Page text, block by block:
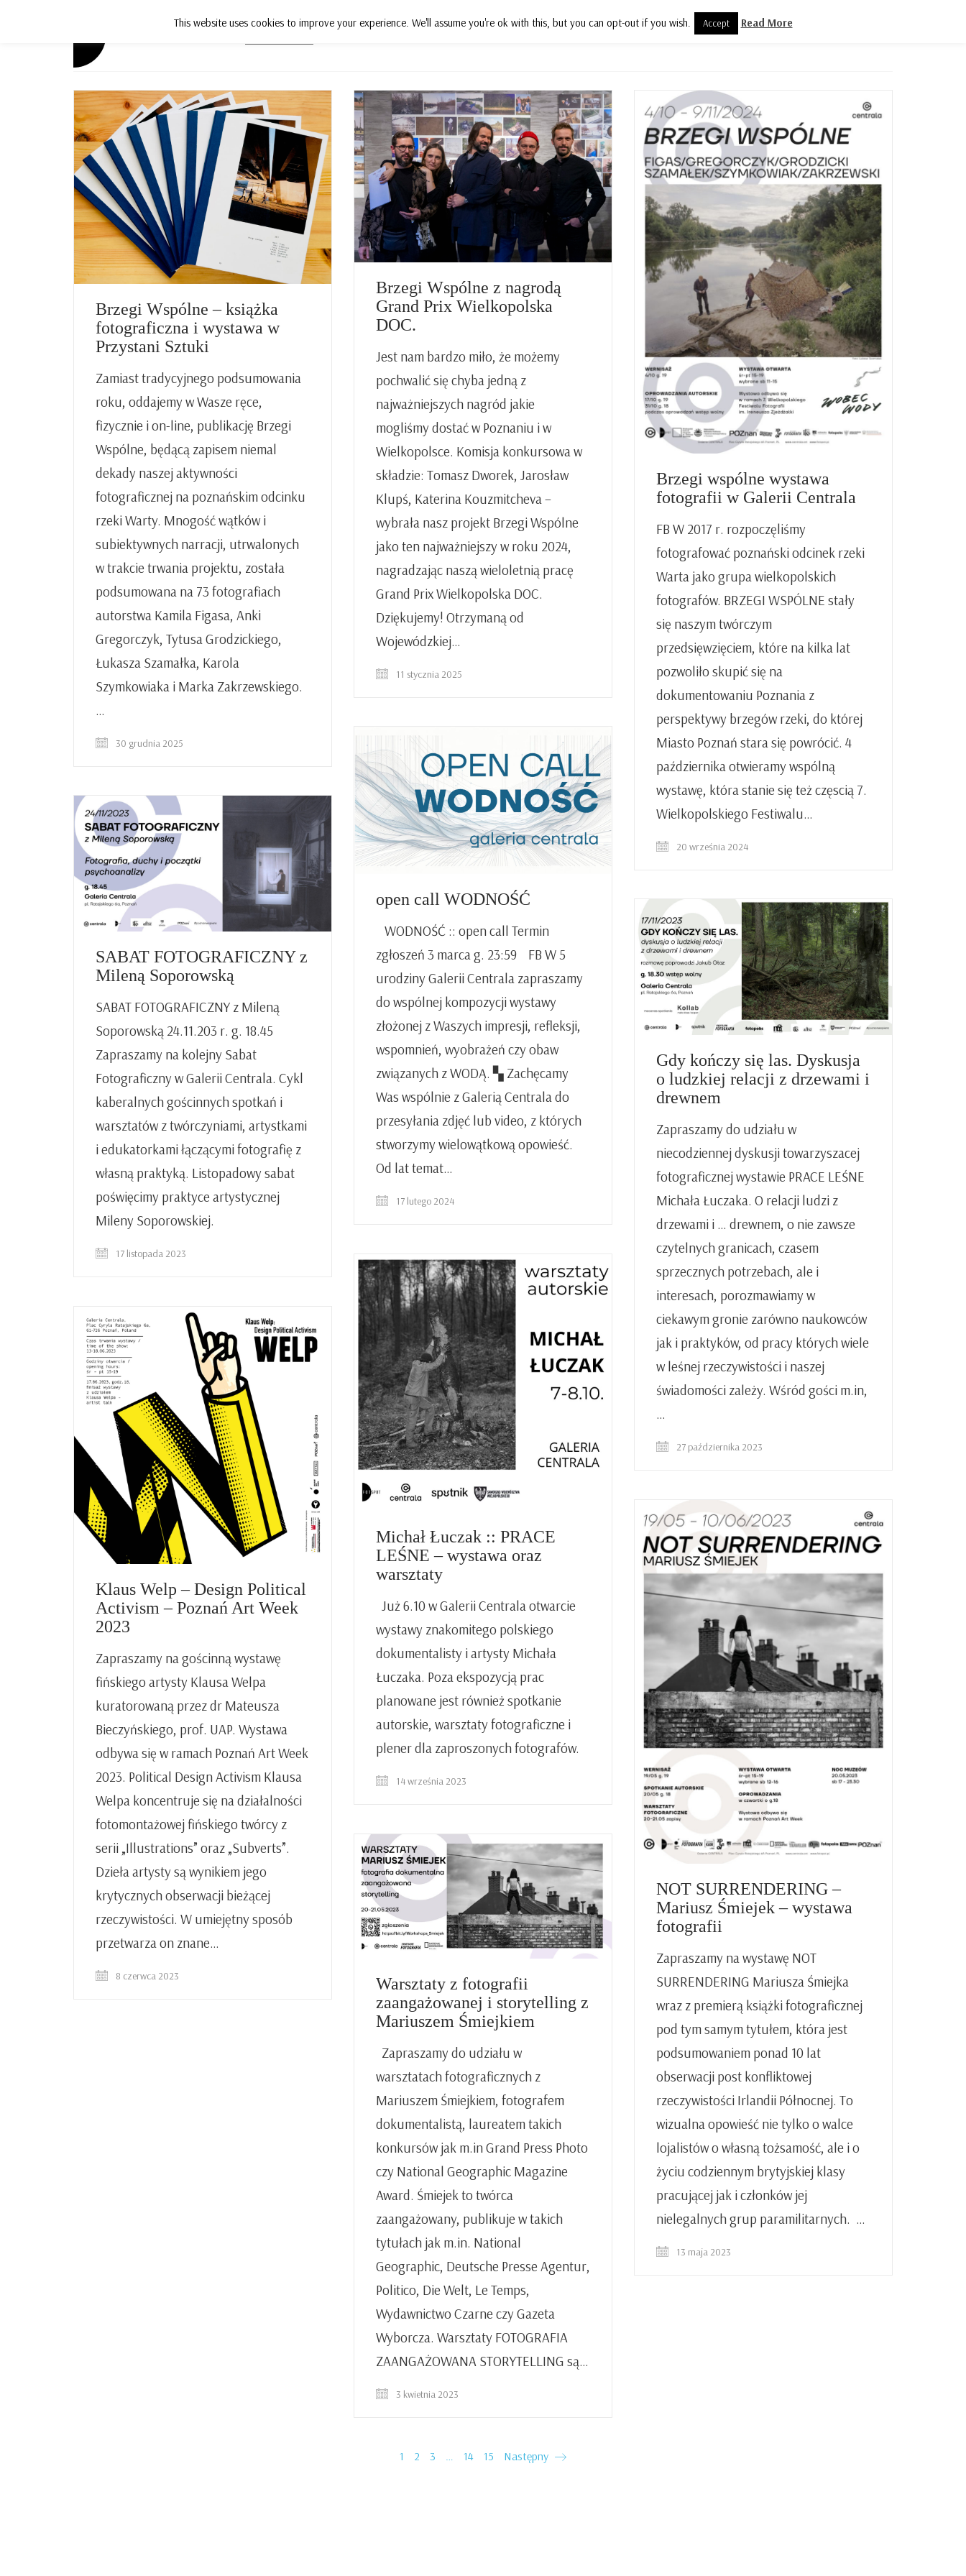
Polityka prywatności
Brzegi Wspólne – książka
fotograficzna i wystawa w
Przystani Sztuki
Zamiast tradycyjnego podsumowania
roku, oddajemy w Wasze ręce,
fizycznie i on-line, publikację Brzegi
Wspólne, będącą zapisem niemal
dekady naszej aktywności
fotograficznej na poznańskim odcinku
rzeki Warty. Mnogość wątków i
subiektywnych narracji, utrwalonych
w trakcie trwania projektu, została
podsumowana na 73 fotografiach
autorstwa Kamila Figasa, Anki
Gregorczyk, Tytusa Grodzickiego,
Łukasza Szamałka, Karola
Szymkowiaka i Marka Zakrzewskiego.
…
30 grudnia 2025
Brzegi Wspólne z nagrodą
Grand Prix Wielkopolska
DOC.
Jest nam bardzo miło, że możemy
pochwalić się chyba jedną z
najważniejszych nagród jakie
mogliśmy dostać w Poznaniu i w
Wielkopolsce. Komisja konkursowa w
składzie: Tomasz Dworek, Jarosław
Klupś, Katerina Kouzmitcheva –
wybrała nasz projekt Brzegi Wspólne
jako ten najważniejszy w roku 2024,
nagradzając naszą wieloletnią pracę
Grand Prix Wielkopolska DOC.
Dziękujemy! Otrzymaną od
Wojewódzkiej…
11 stycznia 2025
Brzegi wspólne wystawa
fotografii w Galerii Centrala
FB W 2017 r. rozpoczęliśmy
fotografować poznański odcinek rzeki
Warta jako grupa wielkopolskich
fotografów. BRZEGI WSPÓLNE stały
się naszym twórczym
przedsięwzięciem, które na kilka lat
pozwoliło skupić się na
dokumentowaniu Poznania z
perspektywy brzegów rzeki, do której
Miasto Poznań stara się powrócić. 4
października otwieramy wspólną
wystawę, która stanie się też częscią 7.
Wielkopolskiego Festiwalu…
20 września 2024
open call WODNOŚĆ
WODNOŚĆ :: open call Termin
zgłoszeń 3 marca g. 23:59 FB W 5
urodziny Galerii Centrala zapraszamy
do wspólnej kompozycji wystawy
złożonej z Waszych impresji, refleksji,
wspomnień, wyobrażeń czy obaw
związanych z WODĄ. ▚ Zachęcamy
Was wspólnie z Galerią Centrala do
przesyłania zdjęć lub video, z których
stworzymy wielowątkową opowieść.
Od lat temat…
17 lutego 2024
SABAT FOTOGRAFICZNY z
Mileną Soporowską
SABAT FOTOGRAFICZNY z Mileną
Soporowską 24.11.203 r. g. 18.45
Zapraszamy na kolejny Sabat
Fotograficzny w Galerii Centrala. Cykl
kaberalnych gościnnych spotkań i
warsztatów z twórczyniami, artystkami
i edukatorkami łączącymi fotografię z
własną praktyką. Listopadowy sabat
poświęcimy praktyce artystycznej
Mileny Soporowskiej.
17 listopada 2023
Gdy kończy się las. Dyskusja
o ludzkiej relacji z drzewami i
drewnem
Zapraszamy do udziału w
niecodziennej dyskusji towarzyszacej
fotograficznej wystawie PRACE LEŚNE
Michała Łuczaka. O relacji ludzi z
drzewami i … drewnem, o nie zawsze
czytelnych granicach, czasem
sprzecznych potrzebach, ale i
interesach, porozmawiamy w
ciekawym gronie zarówno naukowców
jak i praktyków, od pracy których wiele
w leśnej rzeczywistości i naszej
świadomości zależy. Wśród gości m.in,
…
27 października 2023
Michał Łuczak :: PRACE
LEŚNE – wystawa oraz
warsztaty
Już 6.10 w Galerii Centrala otwarcie
wystawy znakomitego polskiego
dokumentalisty i artysty Michała
Łuczaka. Poza ekspozycją prac
planowane jest również spotkanie
autorskie, warsztaty fotograficzne i
plener dla zaproszonych fotografów.
14 września 2023
Klaus Welp – Design Political
Activism – Poznań Art Week
2023
Zapraszamy na gościnną wystawę
fińskiego artysty Klausa Welpa
kuratorowaną przez dr Mateusza
Bieczyńskiego, prof. UAP. Wystawa
odbywa się w ramach Poznań Art Week
2023. Political Design Activism Klausa
Welpa koncentruje się na działalności
fotomontażowej fińskiego twórcy z
serii „Illustrations” oraz „Subverts”.
Dzieła artysty są wynikiem jego
krytycznych obserwacji bieżącej
rzeczywistości. W umiejętny sposób
przetwarza on znane…
8 czerwca 2023
NOT SURRENDERING –
Mariusz Śmiejek – wystawa
fotografii
Zapraszamy na wystawę NOT
SURRENDERING Mariusza Śmiejka
wraz z premierą książki fotograficznej
pod tym samym tytułem, która jest
podsumowaniem ponad 10 lat
obserwacji post konfliktowej
rzeczywistości Irlandii Północnej. To
wizualna opowieść nie tylko o walce
lojalistów o własną tożsamość, ale i o
życiu codziennym brytyjskiej klasy
pracującej jak i członków jej
nielegalnych grup paramilitarnych. …
13 maja 2023
Warsztaty z fotografii
zaangażowanej i storytelling z
Mariuszem Śmiejkiem
Zapraszamy do udziału w
warsztatach fotograficznych z
Mariuszem Śmiejkiem, fotografem
dokumentalistą, laureatem takich
konkursów jak m.in Grand Press Photo
czy National Geographic Magazine
Award. Śmiejek to twórca
zaangażowany, publikuje w takich
tytułach jak m.in. National
Geographic, Deutsche Presse Agentur,
Politico, Die Welt, Le Temps,
Wydawnictwo Czarne czy Gazeta
Wyborcza. Warsztaty FOTOGRAFIA
ZAANGAŻOWANA STORYTELLING są…
3 kwietnia 2023
1 2 3 … 14 15 Następny
This website uses cookies to improve your experience. We'll assume you're ok with this, but you can opt-out if you wish. Accept Read More